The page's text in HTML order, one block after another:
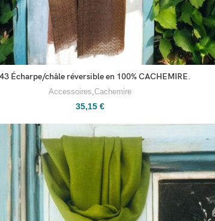
Écharpe/châle réversible en 100% CACHEMIRE.
Accessoires,Cachemire
35,15€